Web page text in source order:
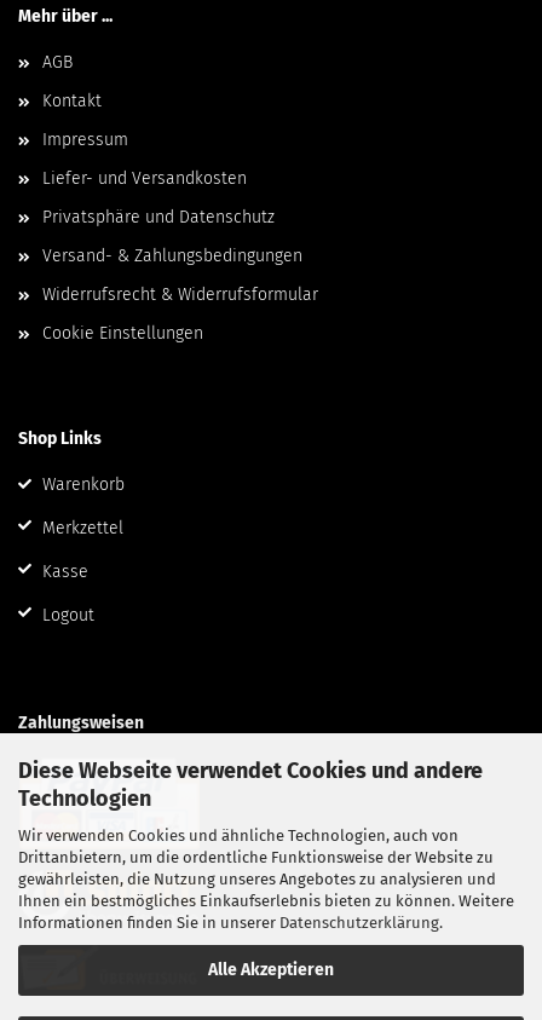
Diese Webseite verwendet Cookies und andere
Technologien
Wir verwenden Cookies und ähnliche Technologien, auch von
Drittanbietern, um die ordentliche Funktionsweise der Website zu
gewährleisten, die Nutzung unseres Angebotes zu analysieren und
Ihnen ein bestmögliches Einkaufserlebnis bieten zu können. Weitere
Informationen finden Sie in unserer Datenschutzerklärung.
Alle Akzeptieren
Mehr über ...
AGB
Kontakt
Impressum
Liefer- und Versandkosten
Privatsphäre und Datenschutz
Versand- & Zahlungsbedingungen
Widerrufsrecht & Widerrufsformular
Cookie Einstellungen
Shop Links
Warenkorb
Merkzettel
Kasse
Logout
Zahlungsweisen